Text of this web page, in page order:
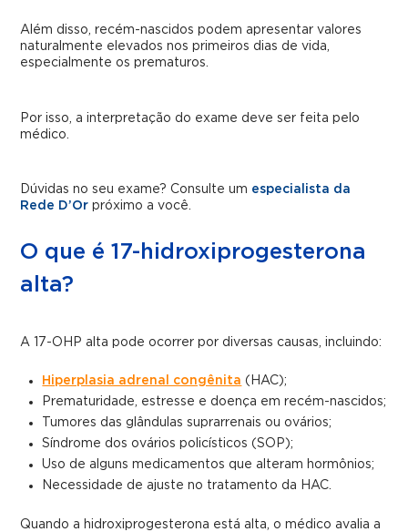
Além disso, recém-nascidos podem apresentar valores
naturalmente elevados nos primeiros dias de vida,
especialmente os prematuros.
Por isso, a interpretação do exame deve ser feita pelo
médico.
Dúvidas no seu exame? Consulte um especialista da
Rede D’Or próximo a você.
O que é 17-hidroxiprogesterona
alta?
A 17-OHP alta pode ocorrer por diversas causas, incluindo:
Hiperplasia adrenal congênita (HAC);
Prematuridade, estresse e doença em recém-nascidos;
Tumores das glândulas suprarrenais ou ovários;
Síndrome dos ovários policísticos (SOP);
Uso de alguns medicamentos que alteram hormônios;
Necessidade de ajuste no tratamento da HAC.
Quando a hidroxiprogesterona está alta, o médico avalia a